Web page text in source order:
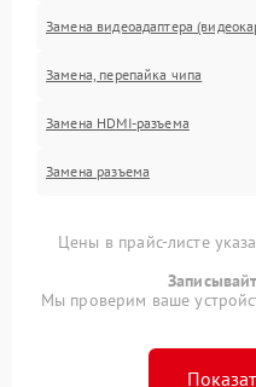
Замена видеоадаптера
Замена, перепайка чипа
Замена HDMI-разъема
Замена разъема
Цены в прайс-листе
Мы проверим ваше